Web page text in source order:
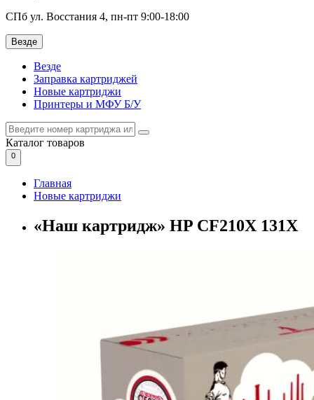
СПб ул. Восстания 4, пн-пт 9:00-18:00
Везде
Везде
Заправка картриджей
Новые картриджи
Принтеры и МФУ Б/У
Каталог товаров
0
Главная
Новые картриджи
«Наш картридж» HP CF210X 131X